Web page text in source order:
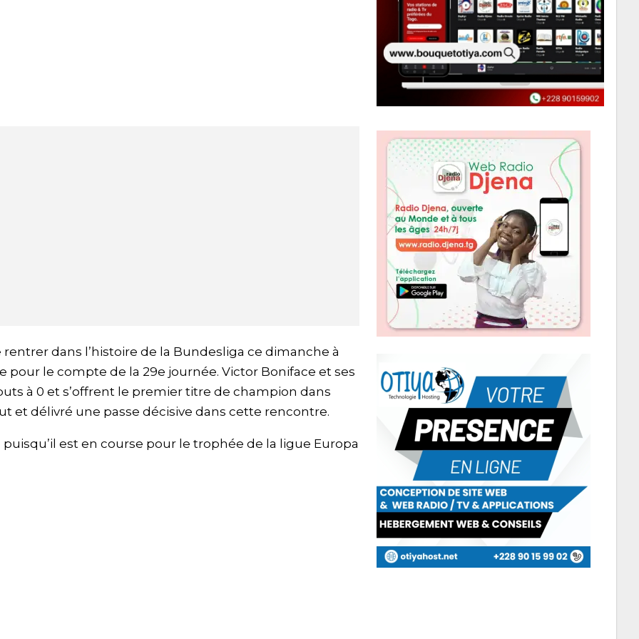
rentrer dans l’histoire de la Bundesliga ce dimanche à
le compte de la 29e journée. Victor Boniface et ses
à 0 et s’offrent le premier titre de champion dans
et délivré une passe décisive dans cette rencontre.
est en course pour le trophée de la ligue Europa